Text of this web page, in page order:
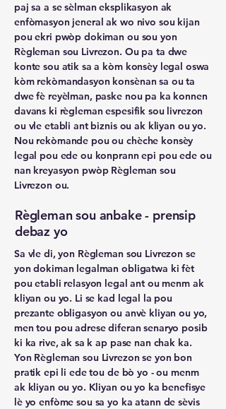
paj sa a se sèlman eksplikasyon ak
enfòmasyon jeneral ak wo nivo sou kijan
pou ekri pwòp dokiman ou sou yon
Règleman sou Livrezon. Ou pa ta dwe
konte sou atik sa a kòm konsèy legal oswa
kòm rekòmandasyon konsènan sa ou ta
dwe fè reyèlman, paske nou pa ka konnen
davans ki règleman espesifik sou livrezon
ou vle etabli ant biznis ou ak kliyan ou yo.
Nou rekòmande pou ou chèche konsèy
legal pou ede ou konprann epi pou ede ou
nan kreyasyon pwòp Règleman sou
Livrezon ou.
Règleman sou anbake - prensip
debaz yo
Sa vle di, yon Règleman sou Livrezon se
yon dokiman legalman obligatwa ki fèt
pou etabli relasyon legal ant ou menm ak
kliyan ou yo. Li se kad legal la pou
prezante obligasyon ou anvè kliyan ou yo,
men tou pou adrese diferan senaryo posib
ki ka rive, ak sa k ap pase nan chak ka.
Yon Règleman sou Livrezon se yon bon
pratik epi li ede tou de bò yo - ou menm
ak kliyan ou yo. Kliyan ou yo ka benefisye
lè yo enfòme sou sa yo ka atann de sèvis